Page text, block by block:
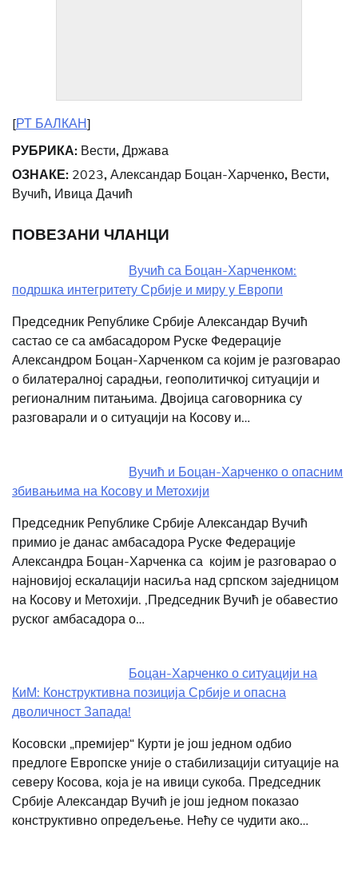
[РТ БАЛКАН]
РУБРИКА: Вести, Држава
ОЗНАКЕ: 2023, Александар Боцан-Харченко, Вести,
Вучић, Ивица Дачић
ПОВЕЗАНИ ЧЛАНЦИ
Вучић са Боцан-Харченком:
подршка интегритету Србије и миру у Европи
Председник Републике Србије Александар Вучић
састао се са амбасадором Руске Федерације
Александром Боцан-Харченком са којим је разговарао
о билатералној сарадњи, геополитичкој ситуацији и
регионалним питањима. Двојица саговорника су
разговарали и о ситуацији на Косову и…
Вучић и Боцан-Харченко о опасним
збивањима на Косову и Метохији
Председник Републике Србије Александар Вучић
примио је данас амбасадора Руске Федерације
Александра Боцан-Харченка са којим је разговарао о
најновијој ескалацији насиља над српском заједницом
на Косову и Метохији. ,Председник Вучић је обавестио
руског амбасадора о…
Боцан-Харченко о ситуацији на
КиМ: Конструктивна позиција Србије и опасна
дволичност Запада!
Косовски „премијер“ Курти је још једном одбио
предлоге Европске уније о стабилизацији ситуације на
северу Косова, која је на ивици сукоба. Председник
Србије Александар Вучић је још једном показао
конструктивно опредељење. Нећу се чудити ако…